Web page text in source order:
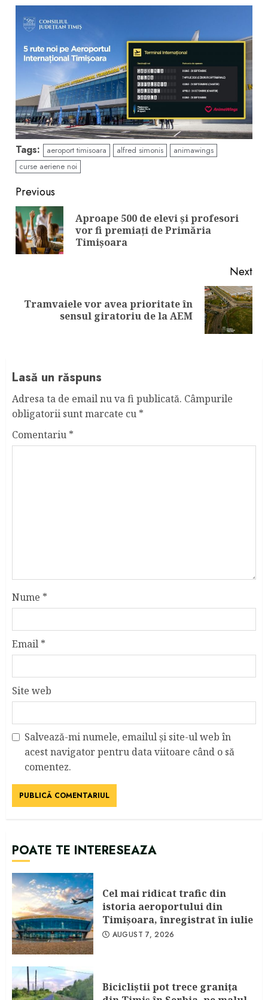
Tags: aeroport timisoara alfred simonis
animawings
curse aeriene noi
Continue
Reading
Previous
Aproape 500 de elevi și profesori
vor fi premiați de Primăria
Timișoara
Next
Next
Tramvaiele vor avea prioritate în
sensul giratoriu de la AEM
Lasă un răspuns
Adresa ta de email nu va fi publicată. Câmpurile
obligatorii sunt marcate cu *
Comentariu *
Nume *
Email *
Site web
Salvează-mi numele, emailul și site-ul web în
acest navigator pentru data viitoare când o să
comentez.
POATE TE INTERESEAZA
Cel mai ridicat trafic din
istoria aeroportului din
Timişoara, înregistrat în iulie
AUGUST 7, 2026
Bicicliştii pot trece graniţa